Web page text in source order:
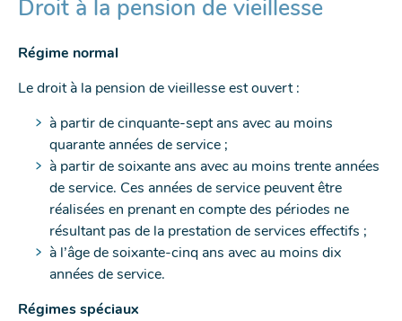
Droit à la pension de vieillesse
Régime normal
Le droit à la pension de vieillesse est ouvert :
à partir de cinquante-sept ans avec au moins
quarante années de service ;
à partir de soixante ans avec au moins trente années
de service. Ces années de service peuvent être
réalisées en prenant en compte des périodes ne
résultant pas de la prestation de services effectifs ;
à l’âge de soixante-cinq ans avec au moins dix
années de service.
Régimes spéciaux